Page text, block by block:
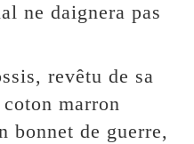
ne daignera pas
revêtu de sa
marron
bonnet de guerre,